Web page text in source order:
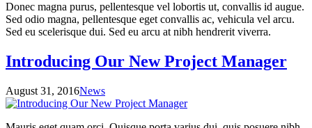
Donec magna purus, pellentesque vel lobortis ut, convallis id augue.
Sed odio magna, pellentesque eget convallis ac, vehicula vel arcu.
Sed eu scelerisque dui. Sed eu arcu at nibh hendrerit viverra.
Introducing Our New Project Manager
August 31, 2016News